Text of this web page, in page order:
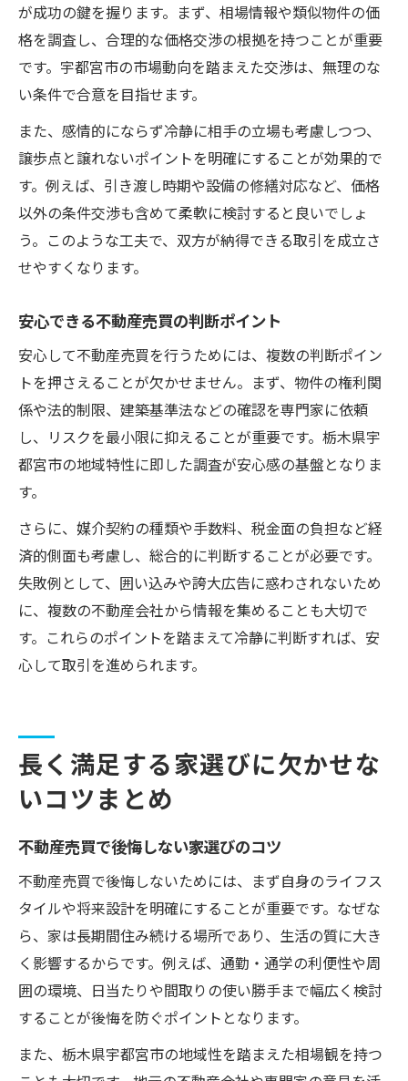
が成功の鍵を握ります。まず、相場情報や類似物件の価
格を調査し、合理的な価格交渉の根拠を持つことが重要
です。宇都宮市の市場動向を踏まえた交渉は、無理のな
い条件で合意を目指せます。
また、感情的にならず冷静に相手の立場も考慮しつつ、
譲歩点と譲れないポイントを明確にすることが効果的で
す。例えば、引き渡し時期や設備の修繕対応など、価格
以外の条件交渉も含めて柔軟に検討すると良いでしょ
う。このような工夫で、双方が納得できる取引を成立さ
せやすくなります。
安心できる不動産売買の判断ポイント
安心して不動産売買を行うためには、複数の判断ポイン
トを押さえることが欠かせません。まず、物件の権利関
係や法的制限、建築基準法などの確認を専門家に依頼
し、リスクを最小限に抑えることが重要です。栃木県宇
都宮市の地域特性に即した調査が安心感の基盤となりま
す。
さらに、媒介契約の種類や手数料、税金面の負担など経
済的側面も考慮し、総合的に判断することが必要です。
失敗例として、囲い込みや誇大広告に惑わされないため
に、複数の不動産会社から情報を集めることも大切で
す。これらのポイントを踏まえて冷静に判断すれば、安
心して取引を進められます。
長く満足する家選びに欠かせな
いコツまとめ
不動産売買で後悔しない家選びのコツ
不動産売買で後悔しないためには、まず自身のライフス
タイルや将来設計を明確にすることが重要です。なぜな
ら、家は長期間住み続ける場所であり、生活の質に大き
く影響するからです。例えば、通勤・通学の利便性や周
囲の環境、日当たりや間取りの使い勝手まで幅広く検討
することが後悔を防ぐポイントとなります。
また、栃木県宇都宮市の地域性を踏まえた相場観を持つ